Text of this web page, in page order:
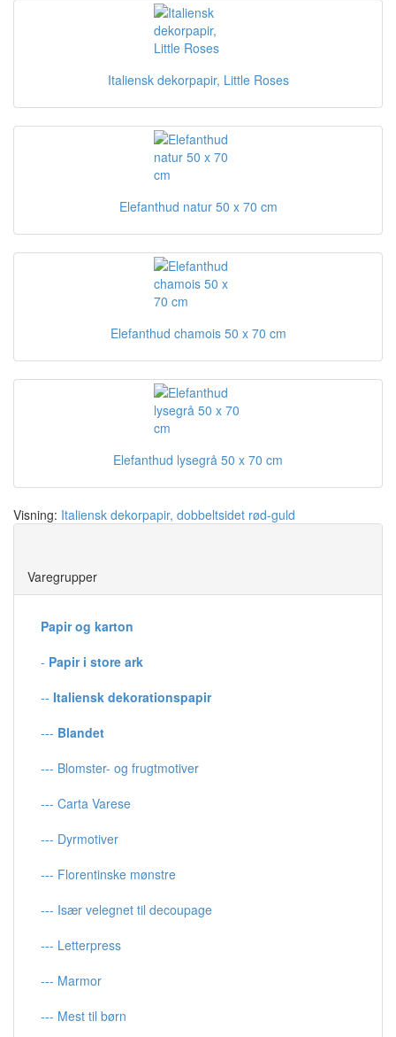
Italiensk dekorpapir, Little Roses
Elefanthud natur 50 x 70 cm
Elefanthud chamois 50 x 70 cm
Elefanthud lysegrå 50 x 70 cm
Visning: Italiensk dekorpapir, dobbeltsidet rød-guld
Varegrupper
Papir og karton
- Papir i store ark
-- Italiensk dekorationspapir
--- Blandet
--- Blomster- og frugtmotiver
--- Carta Varese
--- Dyrmotiver
--- Florentinske mønstre
--- Især velegnet til decoupage
--- Letterpress
--- Marmor
--- Mest til børn